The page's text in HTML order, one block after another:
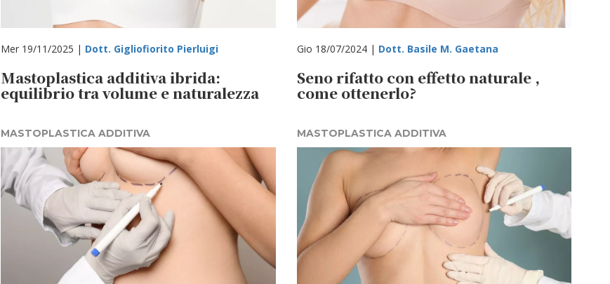
Mer 19/11/2025 | Dott. Gigliofiorito Pierluigi
Mastoplastica additiva ibrida:
equilibrio tra volume e naturalezza
Gio 18/07/2024 | Dott. Basile M. Gaetana
Seno rifatto con effetto naturale ,
come ottenerlo?
MASTOPLASTICA ADDITIVA MASTOPLASTICA ADDITIVA